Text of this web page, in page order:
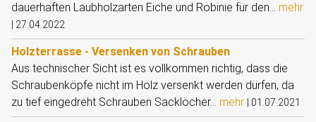
dauerhaften Laubholzarten Eiche und Robinie für den... mehr
27.04.2022
Holzterrasse - Versenken von Schrauben
Aus technischer Sicht ist es vollkommen richtig, dass die
Schraubenköpfe nicht im Holz versenkt werden dürfen, da
zu tief eingedreht Schrauben Sacklöcher... mehr 01.07.2021